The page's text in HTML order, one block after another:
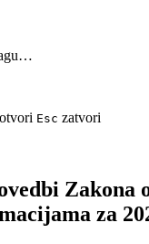
otvori Esc zatvori
Zakona
za